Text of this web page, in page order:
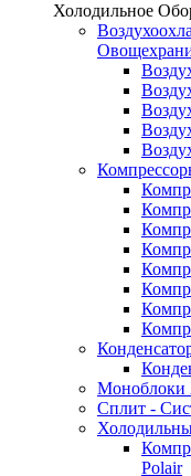
Холодильное
Моноблоки
Сплит -
Polair